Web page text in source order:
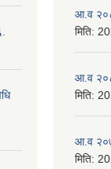
आ.व
मिति:
आ.व
मिति:
आ.व
मिति: